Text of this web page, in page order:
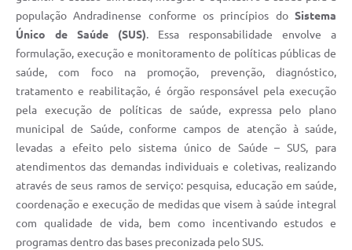
população Andradinense conforme os princípios do Sistema
Único de Saúde (SUS). Essa responsabilidade envolve a
formulação, execução e monitoramento de políticas públicas de
saúde, com foco na promoção, prevenção, diagnóstico,
tratamento e reabilitação, é órgão responsável pela execução
pela execução de políticas de saúde, expressa pelo plano
municipal de Saúde, conforme campos de atenção à saúde,
levadas a efeito pelo sistema único de Saúde – SUS, para
atendimentos das demandas individuais e coletivas, realizando
através de seus ramos de serviço: pesquisa, educação em saúde,
coordenação e execução de medidas que visem à saúde integral
com qualidade de vida, bem como incentivando estudos e
programas dentro das bases preconizada pelo SUS.